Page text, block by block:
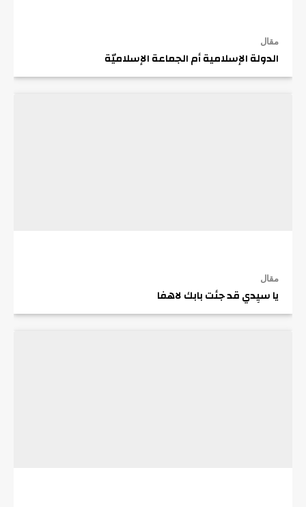
مقال
الدولة الإسلامية أم الجماعة الإسلاميّة
مقال
يا سيِدي قد جئت بابك لاهفا